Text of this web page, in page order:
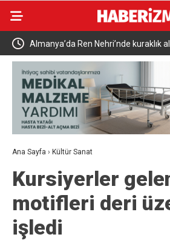
Almanya’da Ren Nehri’nde kuraklık
seviyesinde tarihi düşüş yaşandı
Ana Sayfa › Kültür Sanat
Kursiyerler
motifleri deri
işledi